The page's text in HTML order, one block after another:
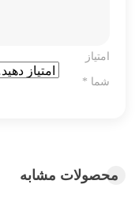
امتیاز
شما *
محصولات مشابه